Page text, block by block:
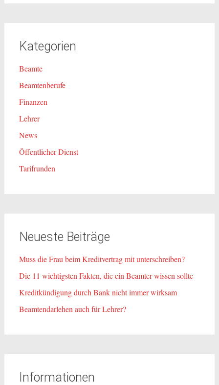
Kategorien
Beamte
Beamtenberufe
Finanzen
Lehrer
News
Öffentlicher Dienst
Tarifrunden
Neueste Beiträge
Muss die Frau beim Kreditvertrag mit unterschreiben?
Die 11 wichtigsten Fakten, die ein Beamter wissen sollte
Kreditkündigung durch Bank nicht immer wirksam
Beamtendarlehen auch für Lehrer?
Informationen